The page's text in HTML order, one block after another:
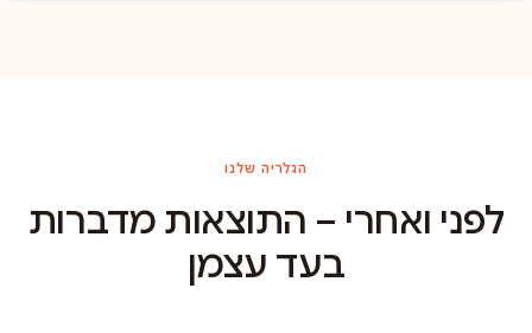
הגלריה שלנו
לפני ואחרי – התוצאות מדברות
בעד עצמן